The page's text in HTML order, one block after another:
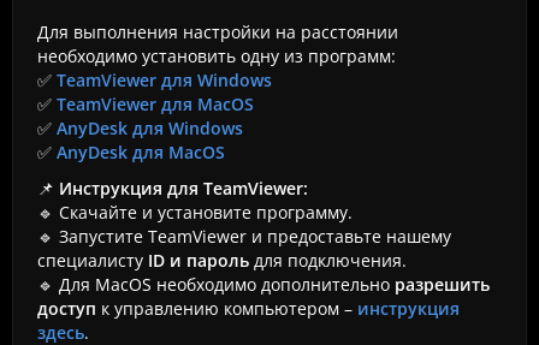
Для выполнения настройки на расстоянии
необходимо установить одну из программ:
✅ TeamViewer для Windows
✅ TeamViewer для MacOS
✅ AnyDesk для Windows
✅ AnyDesk для MacOS
📌 Инструкция для TeamViewer:
🔹 Скачайте и установите программу.
🔹 Запустите TeamViewer и предоставьте нашему
специалисту ID и пароль для подключения.
🔹 Для MacOS необходимо дополнительно разрешить
доступ к управлению компьютером – инструкция
здесь.